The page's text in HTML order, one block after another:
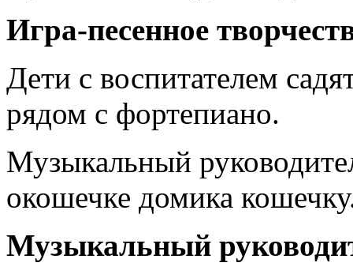
Игра-песенное
Дети с воспитателем
рядом с фортепиано.
Музыкальный
окошечке домика
Музыкальный